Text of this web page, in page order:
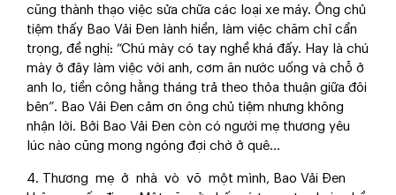
cũng thành thạo việc sửa chữa các loại xe máy. Ông chủ
tiệm thấy Bao Vải Đen lành hiền, làm việc chăm chỉ cẩn
trọng, đề nghị: “Chú mày có tay nghề khá đấy. Hay là chú
mày ở đây làm việc với anh, cơm ăn nước uống và chỗ ở
anh lo, tiền công hằng tháng trả theo thỏa thuận giữa đôi
bên”. Bao Vải Đen cảm ơn ông chủ tiệm nhưng không
nhận lời. Bởi Bao Vải Đen còn có người mẹ thương yêu
lúc nào cũng mong ngóng đợi chờ ở quê…
4. Thương mẹ ở nhà vò võ một mình, Bao Vải Đen